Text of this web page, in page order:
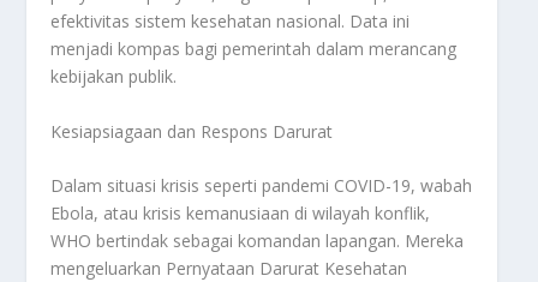
efektivitas sistem kesehatan nasional. Data ini
menjadi kompas bagi pemerintah dalam merancang
kebijakan publik.
Kesiapsiagaan dan Respons Darurat
Dalam situasi krisis seperti pandemi COVID-19, wabah
Ebola, atau krisis kemanusiaan di wilayah konflik,
WHO bertindak sebagai komandan lapangan. Mereka
mengeluarkan Pernyataan Darurat Kesehatan